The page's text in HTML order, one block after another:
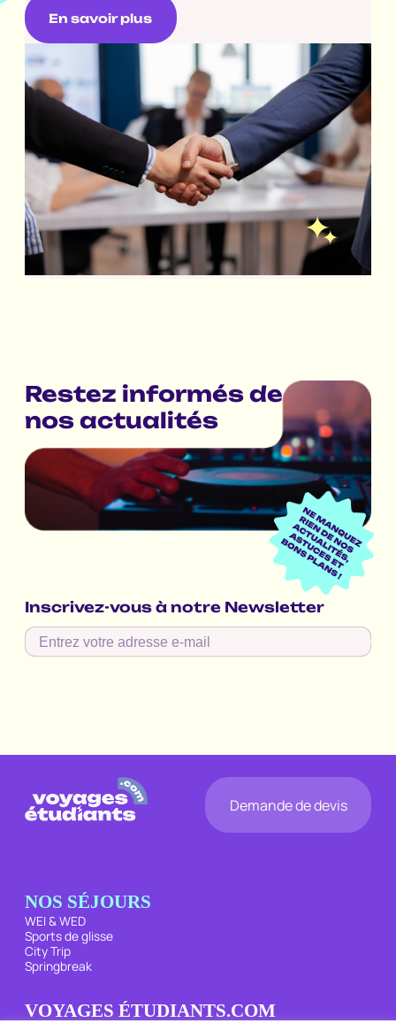
En savoir plus
Restez informés de
nos actualités
Inscrivez-vous à notre Newsletter
Entrez
votre
Demande de devis
NOS SÉJOURS
WEI & WED
Sports de glisse
City Trip
Springbreak
VOYAGES ÉTUDIANTS.COM